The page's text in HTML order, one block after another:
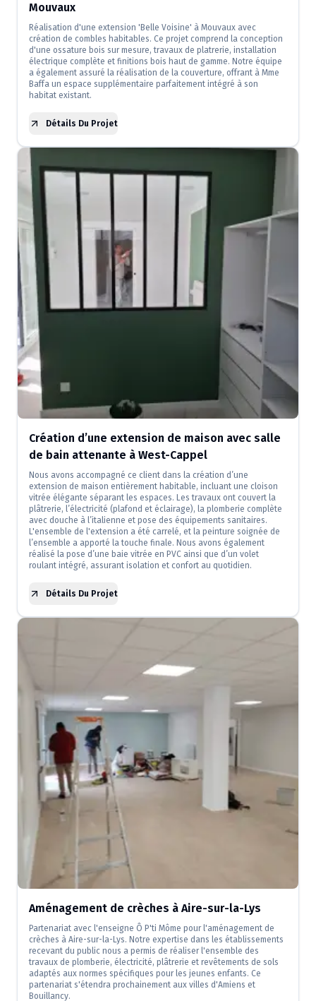
Mouvaux
Réalisation d'une extension 'Belle Voisine' à Mouvaux avec
création de combles habitables. Ce projet comprend la conception
d'une ossature bois sur mesure, travaux de platrerie, installation
électrique complète et finitions bois haut de gamme. Notre équipe
a également assuré la réalisation de la couverture, offrant à Mme
Baffa un espace supplémentaire parfaitement intégré à son
habitat existant.
Détails Du Projet
Création d’une extension de maison avec salle
de bain attenante à West-Cappel
Nous avons accompagné ce client dans la création d’une
extension de maison entièrement habitable, incluant une cloison
vitrée élégante séparant les espaces. Les travaux ont couvert la
plâtrerie, l’électricité (plafond et éclairage), la plomberie complète
avec douche à l’italienne et pose des équipements sanitaires.
L'ensemble de l'extension a été carrelé, et la peinture soignée de
l’ensemble a apporté la touche finale. Nous avons également
réalisé la pose d’une baie vitrée en PVC ainsi que d’un volet
roulant intégré, assurant isolation et confort au quotidien.
Détails Du Projet
Aménagement de crèches à Aire-sur-la-Lys
Partenariat avec l'enseigne Ô P'ti Môme pour l'aménagement de
crèches à Aire-sur-la-Lys. Notre expertise dans les établissements
recevant du public nous a permis de réaliser l'ensemble des
travaux de plomberie, électricité, plâtrerie et revêtements de sols
adaptés aux normes spécifiques pour les jeunes enfants. Ce
partenariat s'étendra prochainement aux villes d'Amiens et
Bouillancy.